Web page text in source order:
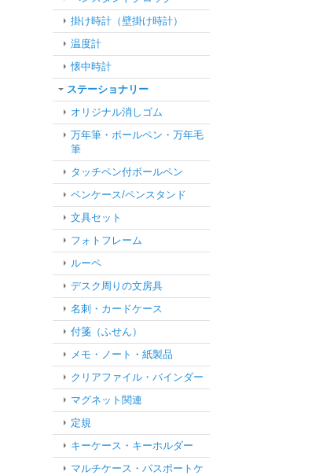
掛け時計（壁掛け時計）
温度計
懐中時計
ステーショナリー
オリジナル消しゴム
万年筆・ボールペン・万年毛
筆
タッチペン付ボールペン
ペンケース/ペンスタンド
文具セット
フォトフレーム
ルーペ
デスク周りの文房具
名刺・カードケース
付箋（ふせん）
メモ・ノート・紙製品
クリアファイル・バインダー
マグネット関連
定規
キーケース・キーホルダー
マルチケース・パスポートケ